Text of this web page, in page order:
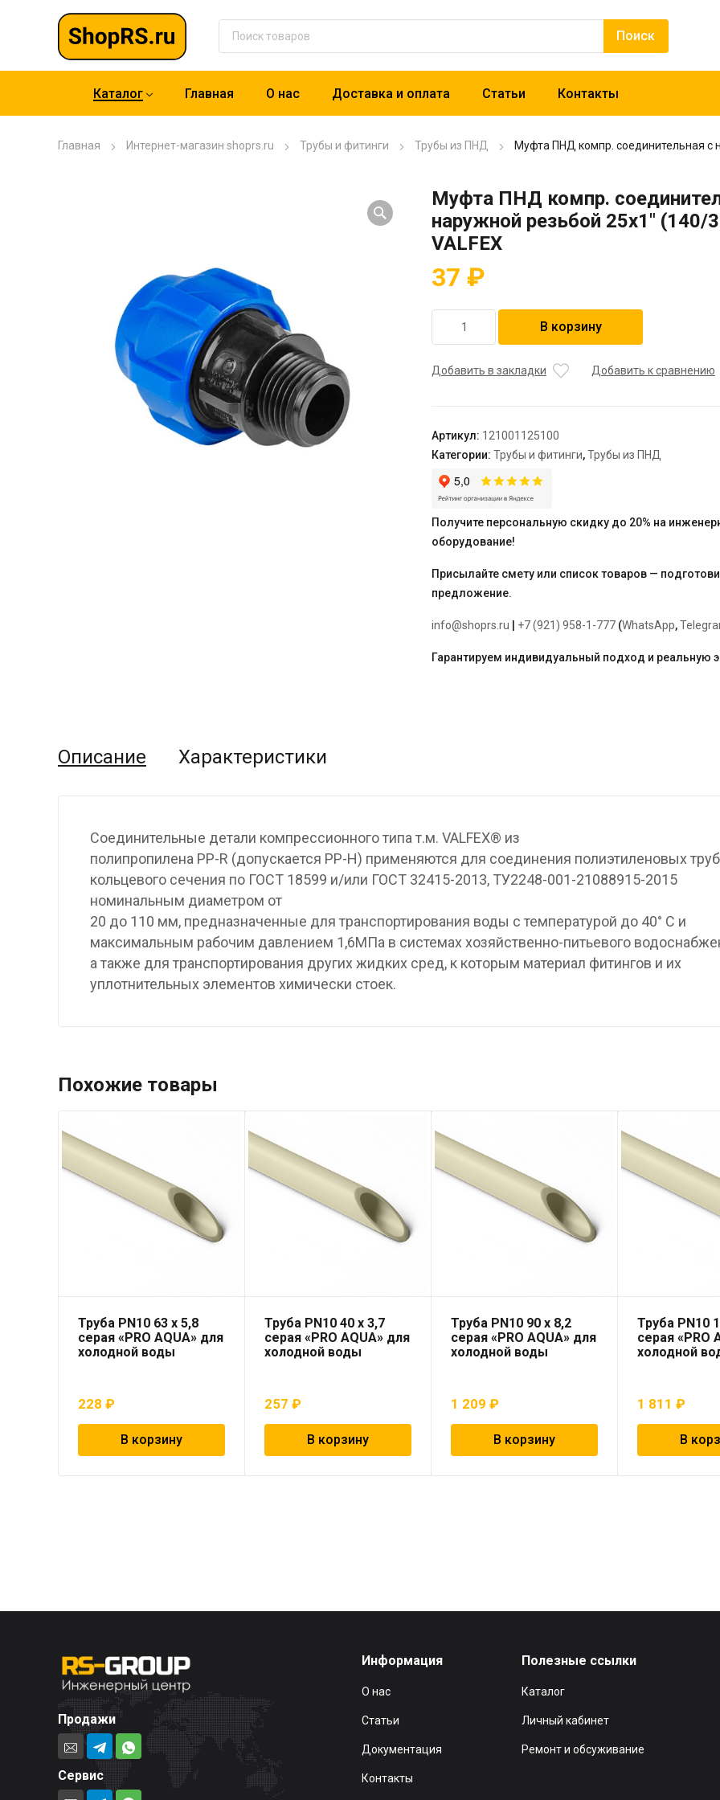
Каталог Главная О нас Доставка и оплата Статьи Контакты
Главная Интернет-магазин shoprs.ru Трубы и фитинги Трубы из ПНД Муфта ПНД компр. соединительная c
Муфта ПНД компр.
наружной резьбой 25х1″ (140/
VALFEX
37 ₽
товара
ПНД
наружной
резьбой
25х1"
(140/35)
В корзину
Добавить в закладки Добавить к сравнению
Артикул: 121001125100
Категории: Трубы и фитинги,Трубы из ПНД
Получите персональную скидку до 20% на
оборудование!
Присылайте смету или список товаров —
предложение.
info@shoprs.ru +7 (921) 958-1-777 (WhatsApp,
Гарантируем индивидуальный подход и реальную
Описание Характеристики
Соединительные детали компрессионного типа т.м. VALFEX® из
полипропилена PP-R (допускается PP-H) применяются для соединения полиэтиленовых труб
кольцевого сечения по ГОСТ 18599 и/или ГОСТ 32415-2013, ТУ2248-001-21088915-2015
номинальным диаметром от
20 до 110 мм, предназначенные для транспортирования воды с температурой до 40° С и
максимальным рабочим давлением 1,6МПа в системах хозяйственно-питьевого
а также для транспортирования других жидких сред, к которым материал фитингов и их
уплотнительных элементов химически стоек.
Похожие товары
Труба PN10 63 x 5,8
серая «PRO AQUA» для
холодной воды
228 ₽
В корзину
Труба PN10 40 x 3,7
серая «PRO AQUA» для
холодной воды
257₽
В корзину
Труба PN10 90 x 8,2
серая «PRO AQUA» для
холодной воды
1 209₽
В корзину
Труба PN10
серая «PRO
холодной
1 811₽
В
Продажи
Сервис
Информация
О нас
Статьи
Документация
Контакты
Полезные ссылки
Каталог
Личный кабинет
Ремонт и обсуживание